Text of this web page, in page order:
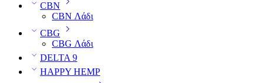
CBN
CBN Λάδι
CBG
CBG Λάδι
DELTA 9
HAPPY HEMP